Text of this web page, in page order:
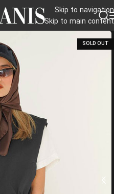
Skip to navigation
Skip to main content
SOLD OUT